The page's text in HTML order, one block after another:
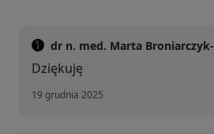
dr n. med. Marta
Dziękuję
19 grudnia 2025